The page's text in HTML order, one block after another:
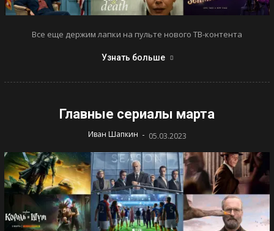
Все еще держим лапки на пульте нового ТВ-контента
Узнать больше
Главные сериалы марта
Иван Шапкин - 05.03.2023